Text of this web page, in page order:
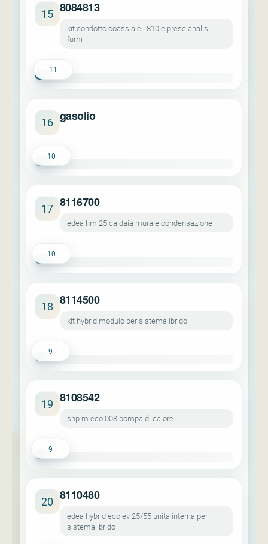
15 8084813
kit condotto coassiale l.810 e prese analisi
fumi
11
16 gasolio
10
17 8116700
edea hm 25 caldaia murale condensazione
10
18 8114500
kit hybrid modulo per sistema ibrido
9
19 8108542
shp m eco 008 pompa di calore
9
20 8110480
edea hybrid eco ev 25/55 unita interna per
sistema ibrido